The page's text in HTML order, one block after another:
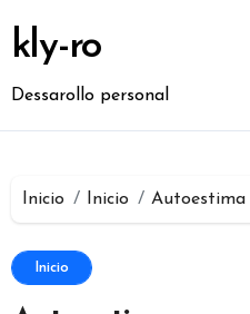
contenido
kly-ro
Dessarollo personal
Inicio Inicio
Inicio